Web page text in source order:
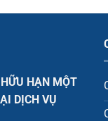
HẠN MỘT
DỊCH VỤ